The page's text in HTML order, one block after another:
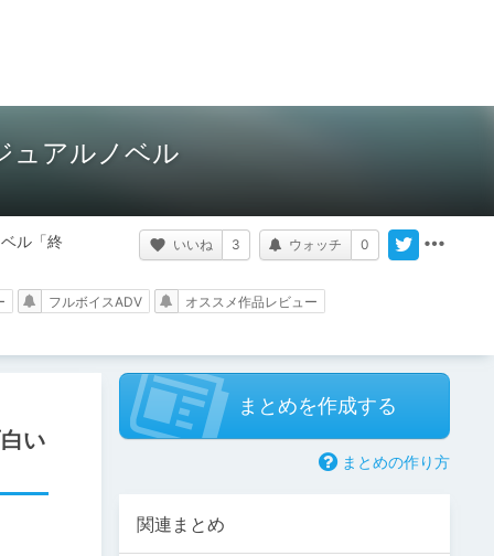
ュアルノベル
ル「終 いいね 3 ウォッチ 0
フルボイスADV オススメ作品レビュー
い
まとめを作成する
まとめの作り方
関連まとめ